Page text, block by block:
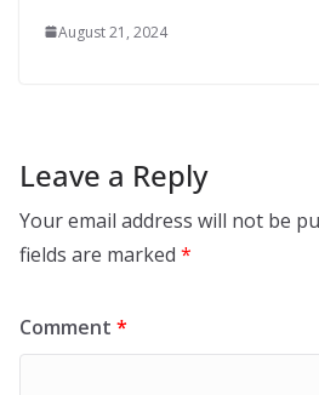
August 21, 2024
Leave a Reply
Your email address will not be
fields are marked *
Comment *